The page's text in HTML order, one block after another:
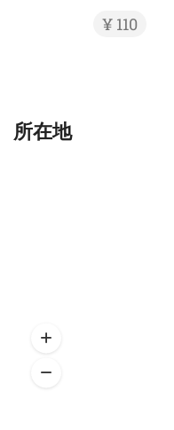
¥ 110
所在地